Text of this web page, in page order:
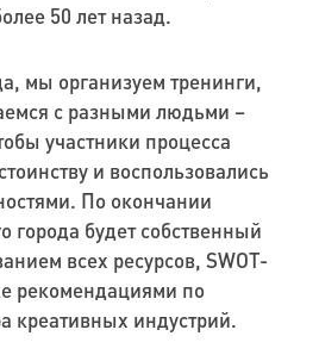
50 лет назад.
мы организуем тренинги,
с разными людьми –
участники процесса
и воспользовались
По окончании
города будет собственный
всех ресурсов, SWOT-
рекомендациями по
креативных индустрий.